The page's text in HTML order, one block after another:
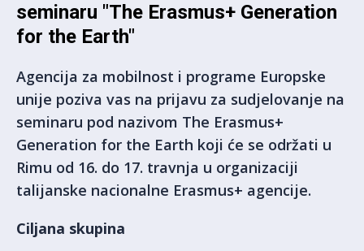
seminaru "The Erasmus+ Generation
for the Earth"
Agencija za mobilnost i programe Europske
unije poziva vas na prijavu za sudjelovanje na
seminaru pod nazivom The Erasmus+
Generation for the Earth koji će se održati u
Rimu od 16. do 17. travnja u organizaciji
talijanske nacionalne Erasmus+ agencije.
Ciljana skupina